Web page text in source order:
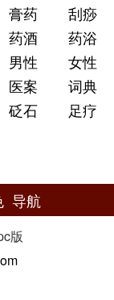
膏药
刮痧
药酒
药浴
男性
女性
医案
词典
砭石 足疗
导航
版